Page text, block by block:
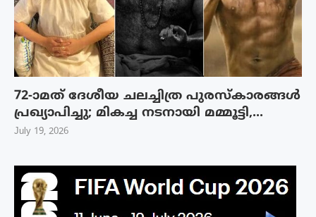
72-ാമത് ദേശീയ ചലച്ചിത്ര പുരസ്‌കാരങ്ങള്‍
പ്രഖ്യാപിച്ചു; മികച്ച നടനായി മമ്മൂട്ടി,...
July 19, 2026